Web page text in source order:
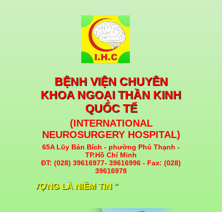
BỆNH VIỆN CHUYÊN
KHOA NGOẠI THẦN KINH
QUỐC TẾ
(INTERNATIONAL
NEUROSURGERY HOSPITAL)
65A Lũy Bán Bích - phường Phú Thạnh -
TP.Hồ Chí Minh
ĐT: (028) 39616977- 39616996 - Fax: (028)
39616978
LƯỢNG LÀ NIỀM TIN "